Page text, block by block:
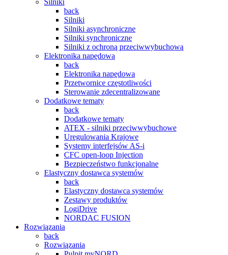
Silniki
back
Silniki
Silniki asynchroniczne
Silniki synchroniczne
Silniki z ochroną przeciwwybuchową
Elektronika napędowa
back
Elektronika napędowa
Przetwornice częstotliwości
Sterowanie zdecentralizowane
Dodatkowe tematy
back
Dodatkowe tematy
ATEX - silniki przeciwwybuchowe
Uregulowania Krajowe
Systemy interfejsów AS-i
CFC open-loop Injection
Bezpieczeństwo funkcjonalne
Elastyczny dostawca systemów
back
Elastyczny dostawca systemów
Zestawy produktów
LogiDrive
NORDAC FUSION
Rozwiązania
back
Rozwiązania